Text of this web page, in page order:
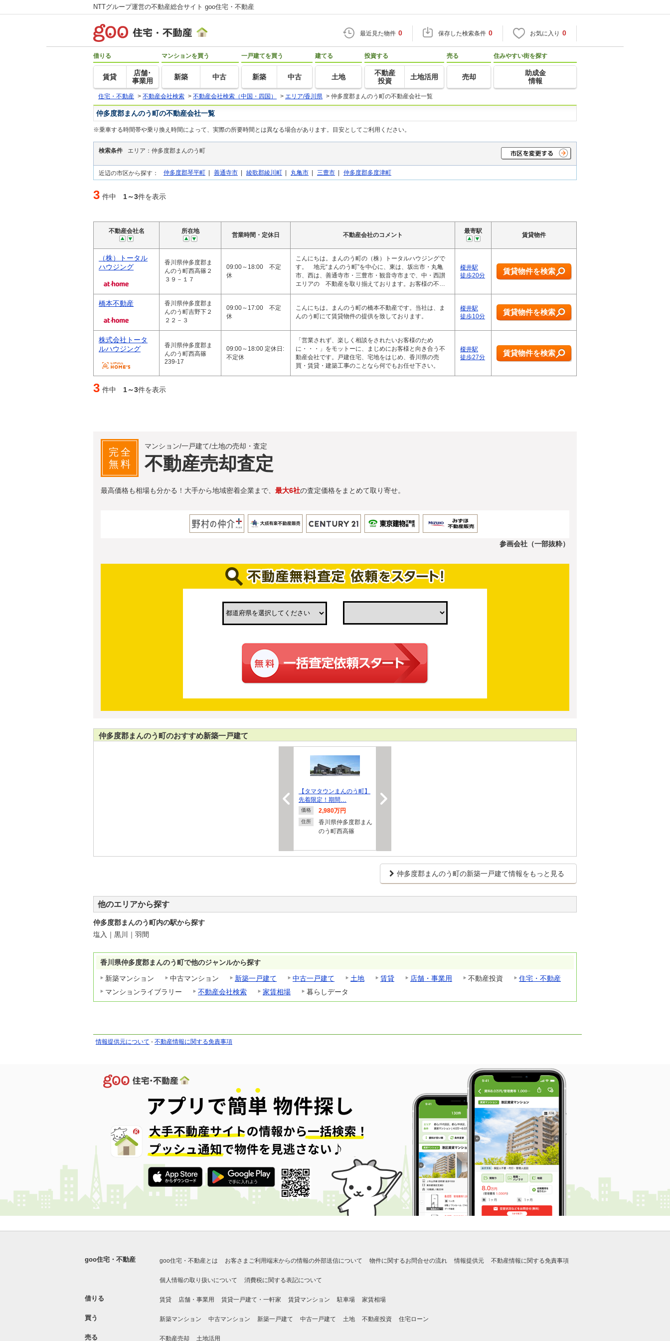
NTTグループ運営の不動産総合サイト goo住宅・不動産
最近見た物件 0 保存した検索条件 0 お気に入り 0
借りる
賃貸
店舗･
事業用
マンションを買う
新築 中古
一戸建てを買う
新築 中古
建てる
土地
投資する
不動産
投資
土地活用
売る
売却
住みやすい街を探す
助成金
情報
住宅・不動産 > 不動産会社検索 > 不動産会社検索（中国・四国） > エリア/香川県 > 仲多度郡まんのう町の不動産会社一覧
仲多度郡まんのう町の不動産会社一覧
※乗車する時間帯や乗り換え時間によって、実際の所要時間とは異なる場合があります。目安としてご利用ください。
検索条件 エリア：仲多度郡まんのう町
近辺の市区から探す： 仲多度郡琴平町 | 善通寺市 | 綾歌郡綾川町 | 丸亀市 | 三豊市 | 仲多度郡多度津町
3 件中 1～3件を表示
不動産会社名 所在地
営業時間・定休日 不動産会社のコメント
最寄駅
賃貸物件
（株）トータル
ハウジング
香川県仲多度郡ま
んのう町西高篠２
３９－１７
09:00～18:00 不定
休
こんにちは。まんのう町の（株）トータルハウジングで
す。 地元“まんのう町”を中心に、東は、坂出市・丸亀
市、西は、善通寺市・三豊市・観音寺市まで、中・西讃
エリアの 不動産を取り揃えております。お客様の不…
榎井駅
徒歩20分
賃貸物件を検索
橋本不動産
香川県仲多度郡ま
んのう町吉野下２
２２－３
09:00～17:00 不定
休
こんにちは。まんのう町の橋本不動産です。当社は、ま
んのう町にて賃貸物件の提供を致しております。
榎井駅
徒歩10分
賃貸物件を検索
株式会社トータ
ルハウジング
香川県仲多度郡ま
んのう町西高篠
239-17
09:00～18:00 定休日:
不定休
「営業されず、楽しく相談をされたいお客様のため
に・・・」をモットーに、まじめにお客様と向き合う不
動産会社です。戸建住宅、宅地をはじめ、香川県の売
買・賃貸・建築工事のことなら何でもお任せ下さい。
榎井駅
徒歩27分
賃貸物件を検索
3 件中 1～3件を表示
完全
無料
マンション/一戸建て/土地の売却・査定
不動産売却査定
最高価格も相場も分かる！大手から地域密着企業まで、 最大6社の査定価格をまとめて取り寄せ。
参画会社（一部抜粋）
仲多度郡まんのう町のおすすめ新築一戸建て
【タマタウンまんのう町】
先着限定！期間…
価格 2,980万円
住所
香川県仲多度郡まん
のう町西高篠
仲多度郡まんのう町の新築一戸建て情報をもっと見る
他のエリアから探す
仲多度郡まんのう町内の駅から探す
塩入 ｜ 黒川 ｜ 羽間
香川県仲多度郡まんのう町で他のジャンルから探す
新築マンション
中古マンション 新築一戸建て 中古一戸建て 土地 賃貸 店舗・事業用 不動産投資
住宅・不動産
マンションライブラリー
不動産会社検索 家賃相場 暮らしデータ
情報提供元について - 不動産情報に関する免責事項
goo住宅・不動産 goo住宅・不動産とは お客さまご利用端末からの情報の外部送信について 物件に関するお問合せの流れ 情報提供元 不動産情報に関する免責事項
個人情報の取り扱いについて 消費税に関する表記について
借りる 賃貸 店舗・事業用 賃貸一戸建て・一軒家 賃貸マンション 駐車場 家賃相場
買う 新築マンション 中古マンション 新築一戸建て 中古一戸建て 土地 不動産投資 住宅ローン
売る 不動産売却 土地活用